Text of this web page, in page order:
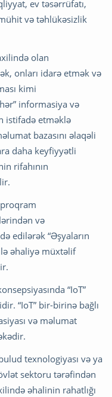
ev təsərrüfatı,
və təhlükəsizlik
olan
onları idarə etmək və
kimi
informasiya və
istifadə etməklə
bazasını əlaqəli
daha keyfiyyətli
rifahının
və
edilərək “Əşyaların
əhaliyə müxtəlif
“IoT”
“IoT” bir-birinə bağlı
və məlumat
texnologiyası və ya
sektoru tərəfindən
əhalinin rahatlığı